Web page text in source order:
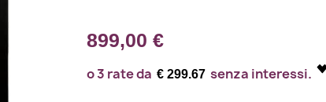
899,00 €
€ 299.67